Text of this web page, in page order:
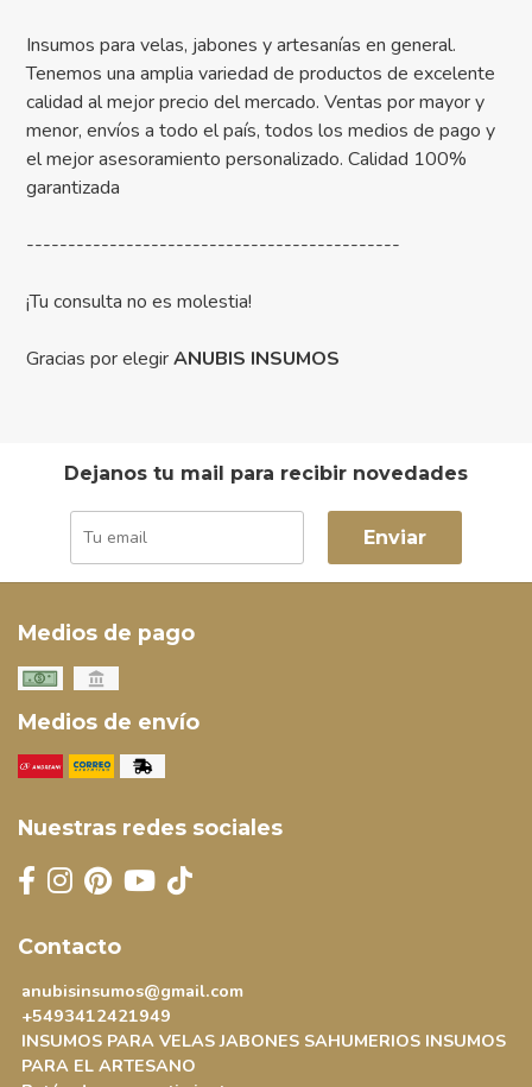
Insumos para velas, jabones y artesanías en general.
Tenemos una amplia variedad de productos de excelente
calidad al mejor precio del mercado. Ventas por mayor y
menor, envíos a todo el país, todos los medios de pago y
el mejor asesoramiento personalizado. Calidad 100%
garantizada
---------------------------------------------
¡Tu consulta no es molestia!
Gracias por elegirANUBIS INSUMOS
Dejanos tu mail para recibir novedades
Enviar
Medios de pago
Medios de envío
Nuestras redes sociales
Contacto
anubisinsumos@gmail.com
+5493412421949
INSUMOS PARA VELAS JABONES SAHUMERIOS INSUMOS
PARA EL ARTESANO